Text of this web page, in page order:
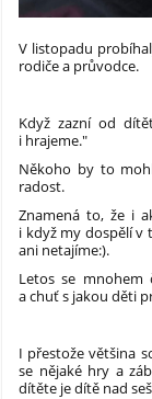
V listopadu
rodiče a průvodce.
Když zazní od
i hrajeme."
Někoho by to
radost.
Znamená to, že i
i když my dospělí v
ani netajíme:).
Letos se
a chuť s jakou děti
I přestože většina
se nějaké hry a
dítěte je dítě nad